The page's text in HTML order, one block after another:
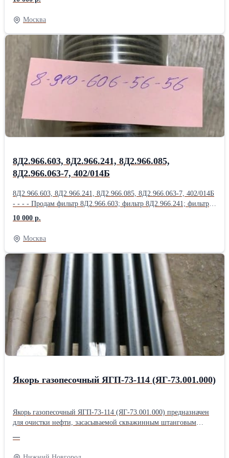
Продам Насос 918 (МТ-800 ); Насос 918А ( МТ-800 );
Насос 918Б ( МТ-800 ); Насос БНК-10ТК; Насос БНК-12ТК;
Насос 4062 ( МТ-800 ); Насос 435ФТ; Продам
Насос 463Б (МВ-280Б); Насос 465А; Насос 465Д (МП-6000-2с);
Насос 465К; Насос 465К ( Д-4500К); Насос 465МТВ; Продам
Насос 465МТВ (Д-1500ТВ); Насос 465П; Насос 623;
Насос 623АНМ; Насос 623Б; Насос 623К; Насос 623КП;
Насос 623Т1; Продам Насос 623Я; Насос 702М.500; Насос 876А;
Насос ДЦН-44С ТВ-Т; Насос ДЦН44С-ТВ-Т; Насос НД144-
22; НД-8С; Насос НП25-5; Продам Насос НП25-5Л; Насос НП25-
Москва
8Д2.966.603, 8Д2.966.241, 8Д2.966.085,
8Д2.966.063-7, 402/014Б
8Д2.966.603, 8Д2.966.241, 8Д2.966.085, 8Д2.966.063-7, 402/014Б
- - - - Продам фильтр 8Д2.966.603; фильтр 8Д2.966.241; фильтр
8Д2.966.085; фильтр 8Д2.966.063-7; фильтр 402/014Б; фильтр
8Д2.966.457; Продам фильтр 8Д2.966.458; фильтр 8Д2.966.511-
15; фильтр 8Д2.966.041-1; фильтр 8Д2.966.041-2; фильтр
8Д2.966.041-8; Продам Фильтропакет 8Д2.966.034-2
Фильтропакет 8Д2.966.034-4; Фильтропакет 8Д2.966.034-6;
Фильтропакет 8Д2.966.034-8; Фильтропакет 8Д2.966.034-10;
Продам Фильтропакет 8Д2.966.034-12; Фильтропакет
8Д2.966.034-13; Фильтропакет 8Д2.966.034-14; Фильтропакет
8Д2.966.034-15; Фильтропакет 8Д2.966.034-16; Продам
Фильтропакет 8Д2.966.034-17; Фильтропакет 8Д2.966.034-18;
фильтродиск 8Д6.270.001-1; фильтродиск 8Д6.270.001-2;
фильтродиск 8Д6.270.001-3; Продам фильтродиск 8Д6.270.001-4;
фильтродиск 8Д6.270.001-5; фильтродиск 8Д6.270.001-6
10 000 р.
Москва
Якорь газопесочный ЯГП-73-114 (ЯГ-73.001.000)
Якорь газопесочный ЯГП-73-114 (ЯГ-73.001.000) предназначен
для очистки нефти, засасываемой скважинным штанговым
своей внутренней конической резьбой крепится на колонне
системы НКТ. Якорь газопесочный ЯГ-73.001.000 состоит из
—